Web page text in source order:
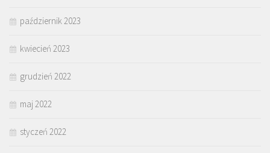
październik 2023
kwiecień 2023
grudzień 2022
maj 2022
styczeń 2022